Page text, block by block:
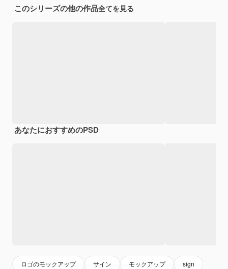
このシリーズの他の作品全てを見る
あなたにおすすめのPSD
ロゴのモックアップ サイン モックアップ sign